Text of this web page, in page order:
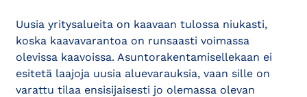
Uusia yritysalueita on kaavaan tulossa niukasti,
koska kaavavarantoa on runsaasti voimassa
olevissa kaavoissa. Asuntorakentamisellekaan ei
esitetä laajoja uusia aluevarauksia, vaan sille on
varattu tilaa ensisijaisesti jo olemassa olevan